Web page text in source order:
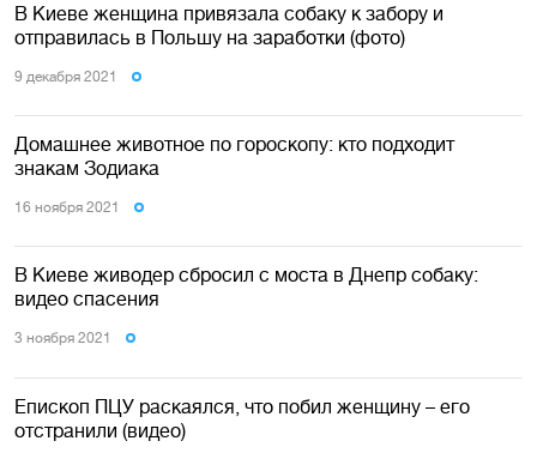
В Киеве женщина привязала собаку к забору и
отправилась в Польшу на заработки (фото)
9 декабря 2021
Домашнее животное по гороскопу: кто подходит
знакам Зодиака
16 ноября 2021
В Киеве живодер сбросил с моста в Днепр собаку:
видео спасения
3 ноября 2021
Епископ ПЦУ раскаялся, что побил женщину – его
отстранили (видео)